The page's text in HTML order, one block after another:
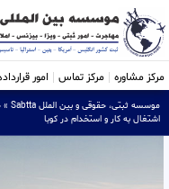
مرکز مشاوره مرکز تماس امور
موسسه ثبتی، حقوقی و بین الملل Sabtta »
اشتغال به کار و استخدام در کوبا